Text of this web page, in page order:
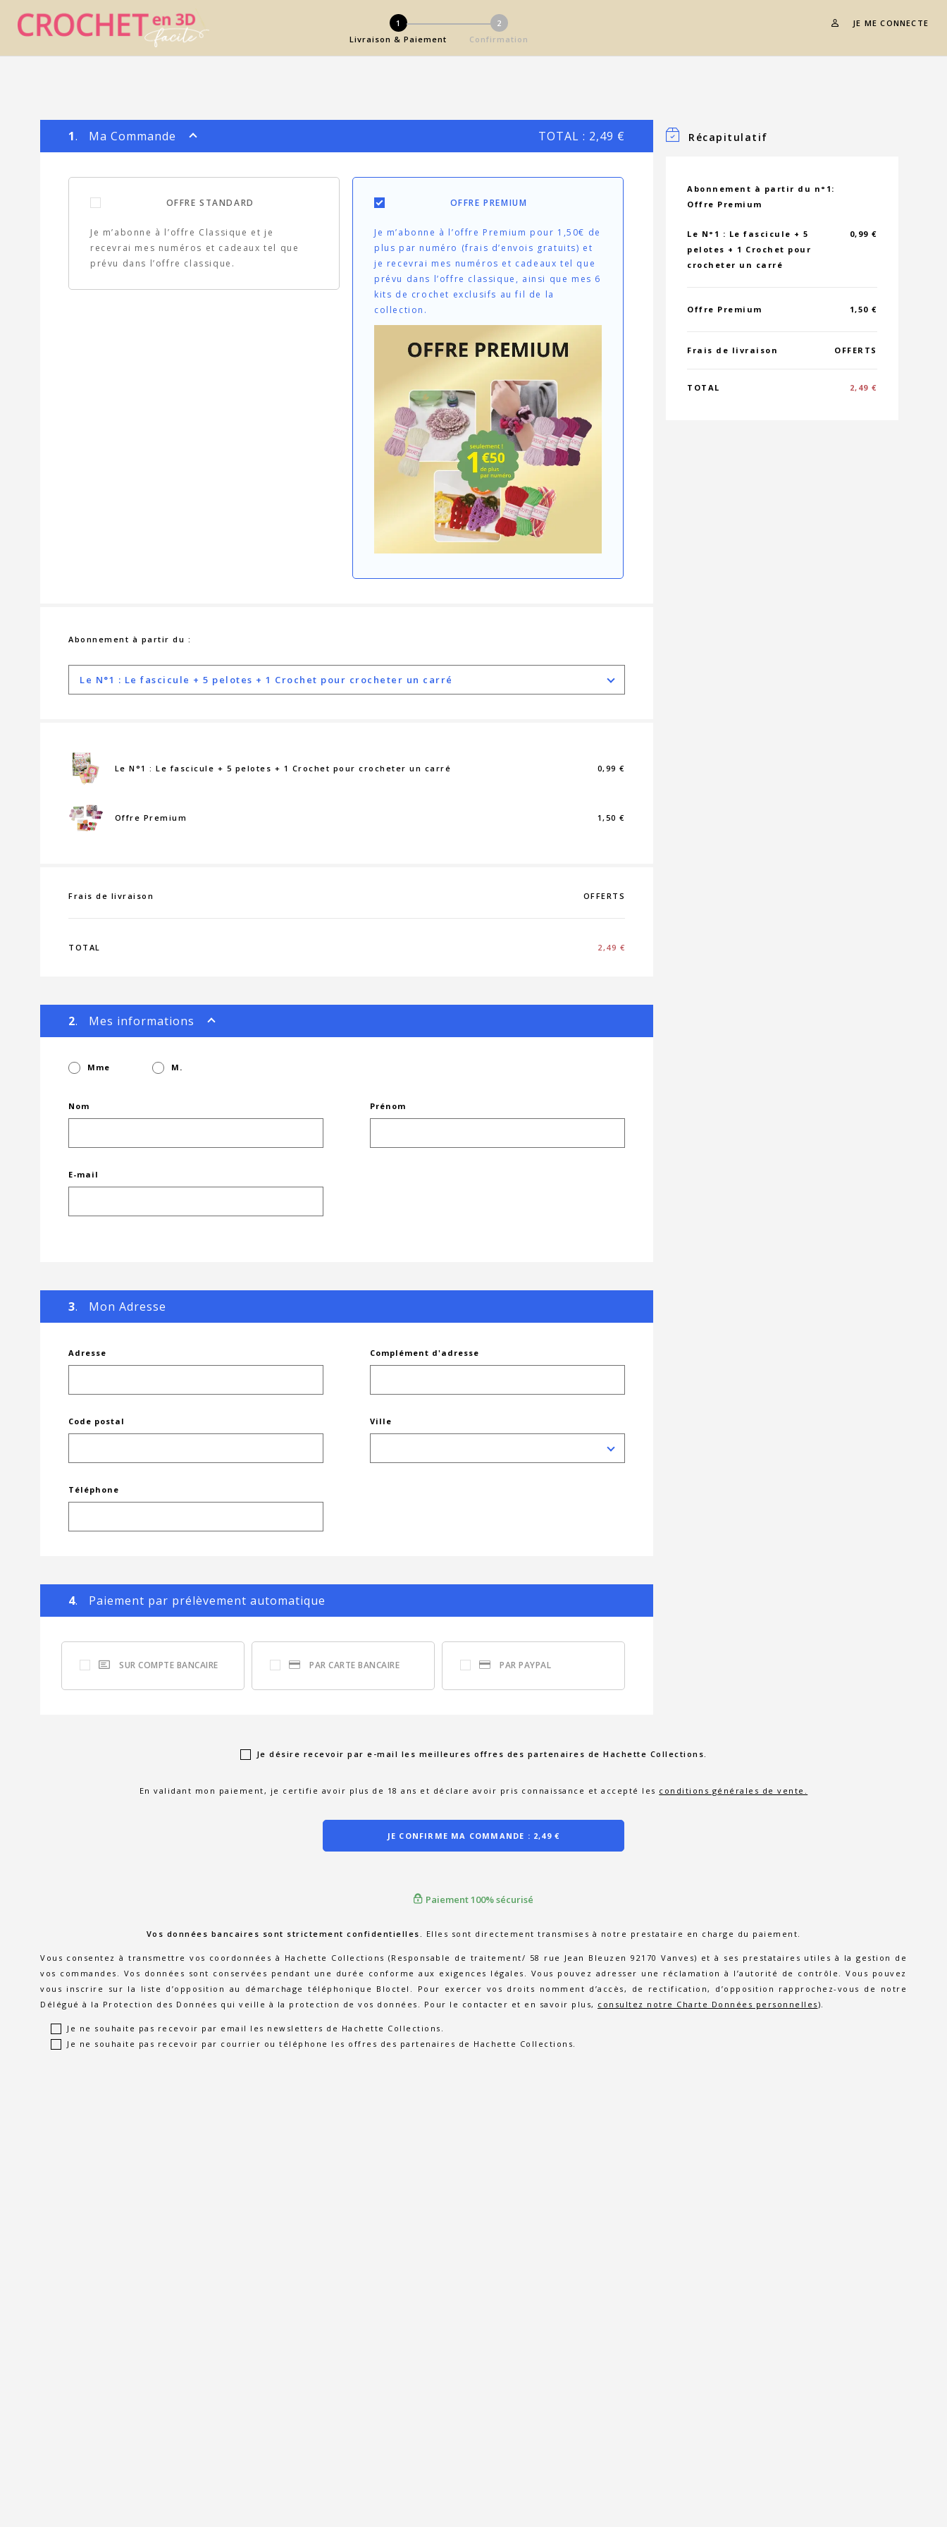
1
Livraison & Paiement
2
Confirmation
JE ME CONNECTE
1. Ma Commande TOTAL : 2,49 €
OFFRE STANDARD
Je m’abonne à l’offre Classique et je
recevrai mes numéros et cadeaux tel que
prévu dans l’offre classique.
OFFRE PREMIUM
Je m’abonne à l’offre Premium pour 1,50€ de
plus par numéro (frais d’envois gratuits) et
je recevrai mes numéros et cadeaux tel que
prévu dans l’offre classique, ainsi que mes 6
kits de crochet exclusifs au fil de la
collection.
Abonnement à partir du :
Le N°1 : Le fascicule + 5 pelotes + 1 Crochet pour crocheter un carré
Le N°1 : Le fascicule + 5 pelotes + 1 Crochet pour crocheter un carré 0,99 €
Offre Premium 1,50 €
Frais de livraison OFFERTS
TOTAL 2,49 €
2. Mes informations
Mme M.
Nom Prénom
E-mail
3. Mon Adresse
Adresse Complément d'adresse
Code postal Ville
Téléphone
4. Paiement par prélèvement automatique
SUR COMPTE BANCAIRE PAR CARTE BANCAIRE PAR PAYPAL
Récapitulatif
Abonnement à partir du n°1:
Offre Premium
Le N°1 : Le fascicule + 5
pelotes + 1 Crochet pour
crocheter un carré
0,99 €
Offre Premium 1,50 €
Frais de livraison OFFERTS
TOTAL 2,49 €
Je désire recevoir par e-mail les meilleures offres des partenaires de Hachette Collections.
En validant mon paiement, je certifie avoir plus de 18 ans et déclare avoir pris connaissance et accepté les conditions générales de vente.
JE CONFIRME MA COMMANDE : 2,49 €
Paiement 100% sécurisé
Vos données bancaires sont strictement confidentielles. Elles sont directement transmises à notre prestataire en charge du paiement.
Vous consentez à transmettre vos coordonnées à Hachette Collections (Responsable de traitement/ 58 rue Jean Bleuzen 92170 Vanves) et à ses prestataires utiles à la gestion de
vos commandes. Vos données sont conservées pendant une durée conforme aux exigences légales. Vous pouvez adresser une réclamation à l’autorité de contrôle. Vous pouvez
vous inscrire sur la liste d’opposition au démarchage téléphonique Bloctel. Pour exercer vos droits nomment d’accès, de rectification, d’opposition rapprochez-vous de notre
Délégué à la Protection des Données qui veille à la protection de vos données. Pour le contacter et en savoir plus, consultez notre Charte Données personnelles).
Je ne souhaite pas recevoir par email les newsletters de Hachette Collections.
Je ne souhaite pas recevoir par courrier ou téléphone les offres des partenaires de Hachette Collections.